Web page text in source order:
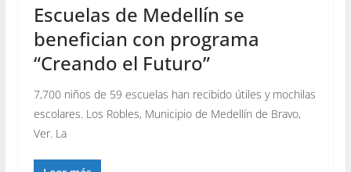
Escuelas de Medellín se
benefician con programa
“Creando el Futuro”
7,700 niños de 59 escuelas han recibido útiles y mochilas
escolares. Los Robles, Municipio de Medellín de Bravo,
Ver. La